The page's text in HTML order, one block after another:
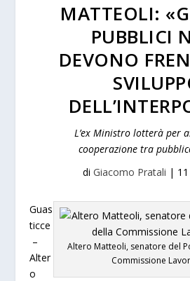
MATTEOLI:
PUBBLICI
DEVONO
L’ex Ministro lotterà per
cooperazione tra
di Giacomo Pratali |
Altero Matteoli, senatore del
Commissione
Guas
ticce
–
Alter
o